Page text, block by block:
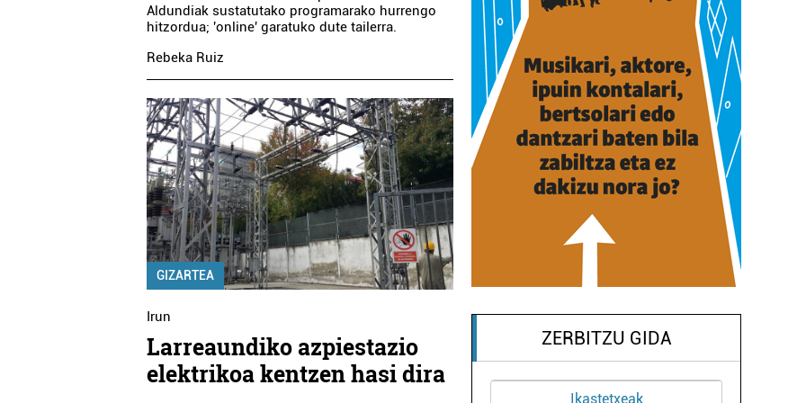
Aldundiak sustatutako programarako hurrengo
hitzordua; 'online' garatuko dute tailerra.
Rebeka Ruiz
GIZARTEA
Irun
Larreaundiko azpiestazio
elektrikoa kentzen hasi dira
ZERBITZU GIDA
Ikastetxeak